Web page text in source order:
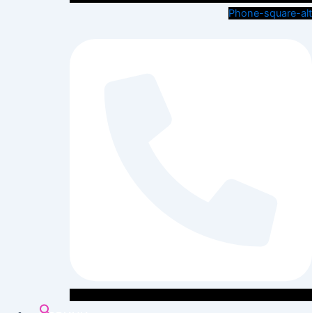
Phone-square-alt